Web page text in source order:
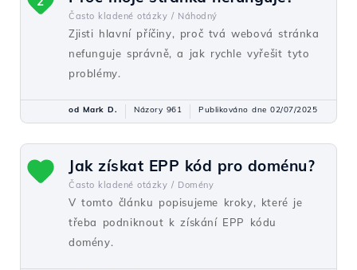
Často kladené otázky / Náhodný
Zjisti hlavní příčiny, proč tvá webová stránka
nefunguje správně, a jak rychle vyřešit tyto
problémy.
od Mark D. Názory 961 Publikováno dne 02/07/2025
Jak získat EPP kód pro doménu?
Často kladené otázky / Domény
V tomto článku popisujeme kroky, které je
třeba podniknout k získání EPP kódu
domény.